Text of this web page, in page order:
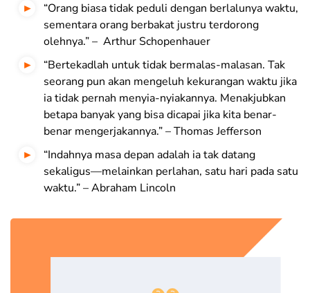
“Orang biasa tidak peduli dengan berlalunya waktu,
sementara orang berbakat justru terdorong
olehnya.” – Arthur Schopenhauer
“Bertekadlah untuk tidak bermalas-malasan. Tak
seorang pun akan mengeluh kekurangan waktu jika
ia tidak pernah menyia-nyiakannya. Menakjubkan
betapa banyak yang bisa dicapai jika kita benar-
benar mengerjakannya.” – Thomas Jefferson
“Indahnya masa depan adalah ia tak datang
sekaligus—melainkan perlahan, satu hari pada satu
waktu.” – Abraham Lincoln